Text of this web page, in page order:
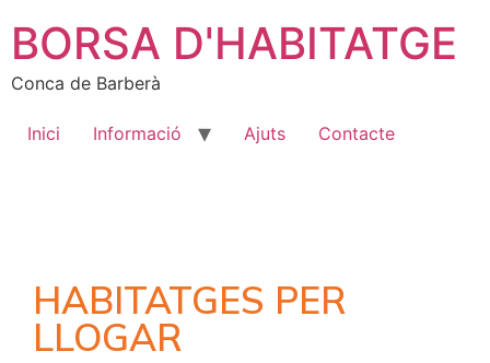
BORSA D'HABITATGE
Conca de Barberà
Inici Informació Ajuts Contacte
HABITATGES PER
LLOGAR